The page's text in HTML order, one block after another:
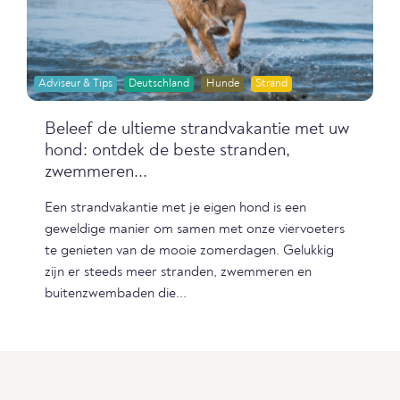
Adviseur & Tips Deutschland Hunde Strand
Beleef de ultieme strandvakantie met uw
hond: ontdek de beste stranden,
zwemmeren...
Een strandvakantie met je eigen hond is een
geweldige manier om samen met onze viervoeters
te genieten van de mooie zomerdagen. Gelukkig
zijn er steeds meer stranden, zwemmeren en
buitenzwembaden die...